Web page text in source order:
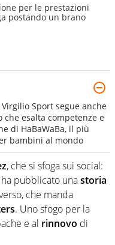
per le prestazioni
postando un brano
Sport segue anche
esalta competenze e
di HaBaWaBa, il più
bambini al mondo
, che si sfoga sui social:
pubblicato unastoria
che manda
. Uno sfogo per la
e al rinnovo di